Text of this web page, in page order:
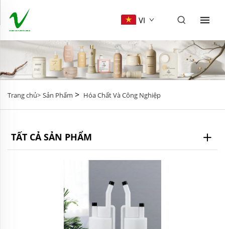
VI
Trang chủ> Sản Phẩm > Hóa Chất Và Công Nghiệp
TẤT CẢ SẢN PHẨM